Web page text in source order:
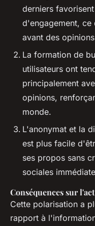
derniers
d'engagement, ce
avant des
La formation de
utilisateurs ont
principalement
opinions,
monde.
L'anonymat et la
est plus facile
ses propos sans
sociales
Conséquences sur
Cette polarisation a
rapport à